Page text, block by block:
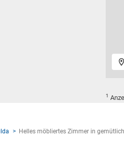
1
Helles möbliertes Zimmer in